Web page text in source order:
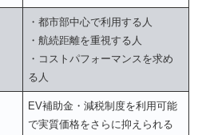
・都市部中心で利用する人
・航続距離を重視する人
・コストパフォーマンスを求め
る人
EV補助金・減税制度を利用可能
で実質価格をさらに抑えられる